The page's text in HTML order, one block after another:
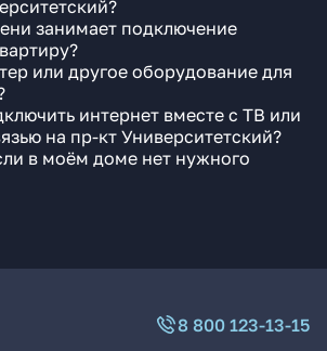
занимает подключение
или другое оборудование для
интернет вместе с ТВ или
на пр-кт Университетский?
в моём доме нет нужного
8 800 123-13-15